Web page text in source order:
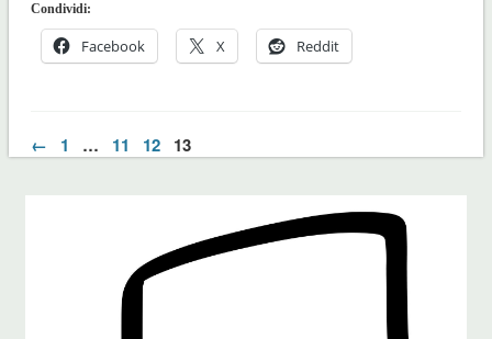
Condividi:
Facebook X Reddit
← 1 … 11 12 13